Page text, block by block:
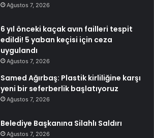
Ağustos 7, 2026
6 yıl önceki kaçak avın failleri tespit
edildi! 5 yaban keçisi için ceza
uygulandı
Ağustos 7, 2026
Samed Ağırbaş: Plastik kirliliğine karşı
yeni bir seferberlik başlatıyoruz
Ağustos 7, 2026
Belediye Başkanına Silahlı Saldırı
Ağustos 7, 2026